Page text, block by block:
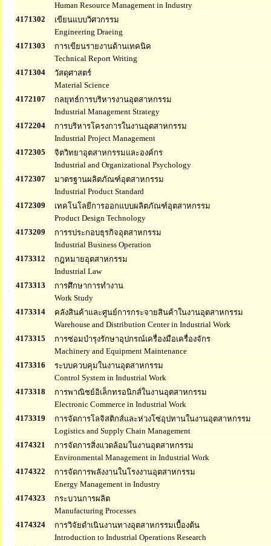
Human Resource Management in Industry
4171302
เขียนแบบวิศวกรรม
Engineering Draeing
4171303
การเขียนรายงานด้านเทคนิค
Technical Report Writing
4171304
วัสดุศาสตร์
Material Science
4172107
กลยุทธ์การบริหารงานอุตสาหกรรม
Industrial Management Strategy
4172204
การบริหารโครงการในงานอุตสาหกรรม
Industrial Project Management
4172305
จิตวิทยาอุตสาหกรรมและองค์กร
Industrial and Organizational Psychology
4172307
มาตรฐานผลิตภัณฑ์อุตสาหกรรม
Industrial Product Standard
4172309
เทคโนโลยีการออกแบบผลิตภัณฑ์อุตสาหกรรม
Product Design Technology
4173209
การรประกอบธุรกิจอุตสาหกรรม
Industrial Business Operation
4173312
กฎหมายอุตสาหกรรม
Industrial Law
4173313
การศึกษาการทำงาน
Work Study
4173314
คลังสินค้าและศูนย์การกระจายสินค้าในงานอุตสาหกรรม
Warehouse and Distribution Center in Industrial Work
4173315
การซ่อมบำรุงรักษาอุปกรณ์เครื่องมือเครื่องจักร
Machinery and Equipment Maintenance
4173316
ระบบควบคุมในงานอุตสาหกรรม
Control System in Industrial Work
4173318
การพาณิชย์อิเล็กทรอนิกส์ในงานอุตสาหกรรม
Electronic Commerce in Industrial Work
4173319
การจัดการโลจิสติกส์และห่วงโซ่อุปทานในงานอุตสาหกรรม
Logistics and Supply Chain Management
4174321
การจัดการสิ่งแวดล้อมในงานอุตสาหกรรม
Environmental Management in Industrial Work
4174322
การจัดการพลังงานในโรงงานอุตสาหกรรม
Energy Management in Industry
4174323
กระบวนการผลิต
Manufacturing Processes
4174324
การวิจัยดำเนินงานทางอุตสาหกรรมเบื้องต้น
Introduction to Industrial Operations Research